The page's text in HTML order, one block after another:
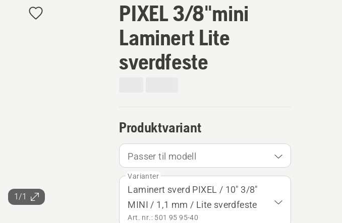
1/1
PIXEL 3/8"mini
Laminert Lite
sverdfeste
Produktvariant
Passer til modell
Varianter
Laminert sverd PIXEL / 10" 3/8"
MINI / 1,1 mm / Lite sverdfeste
Art. nr.: 501 95 95‑40